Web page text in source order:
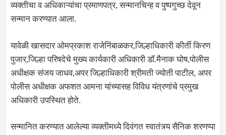
व्यक्तीचा व अधिकाऱ्यांचा प्रमाणपत्र, सन्मानचिन्ह व पुष्पगुच्छ देवून
सन्मान करण्यात आला.
यावेळी खासदार ओमप्रकाश राजेनिंबाळकर,जिल्हाधिकारी कीर्ती किरण
पुजार,जिल्हा परिषदेचे मुख्य कार्यकारी अधिकारी डॉ.मैनाक घोष,पोलीस
अधीक्षक संजय जाधव,अपर जिल्हाधिकारी श्रीमती ज्योती पाटील, अपर
पोलीस अधीक्षक अफशत आमना यांच्यासह विविध यंत्रणांचे प्रमुख
अधिकारी उपस्थित होते.
सन्मानित करण्यात आलेल्या व्यक्तीमध्ये दिवंगत स्वातंत्र्य सैनिक शरणप्पा